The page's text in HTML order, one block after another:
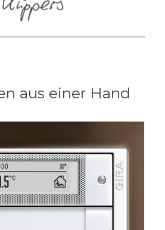
aus einer Hand